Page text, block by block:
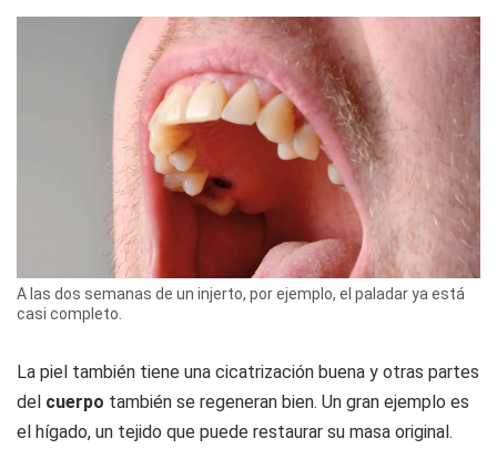
A las dos semanas de un injerto, por ejemplo, el paladar ya está
casi completo.
La piel también tiene una cicatrización buena y otras partes
del cuerpo también se regeneran bien. Un gran ejemplo es
el hígado, un tejido que puede restaurar su masa original.